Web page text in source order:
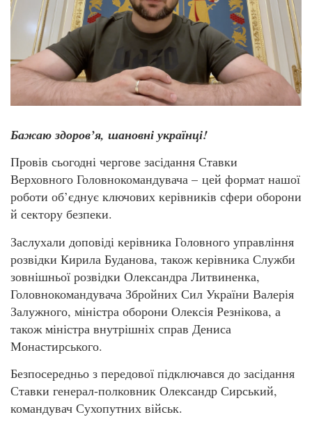
Бажаю здоров’я, шановні українці!
Провів сьогодні чергове засідання Ставки
Верховного Головнокомандувача – цей формат нашої
роботи об’єднує ключових керівників сфери оборони
й сектору безпеки.
Заслухали доповіді керівника Головного управління
розвідки Кирила Буданова, також керівника Служби
зовнішньої розвідки Олександра Литвиненка,
Головнокомандувача Збройних Сил України Валерія
Залужного, міністра оборони Олексія Резнікова, а
також міністра внутрішніх справ Дениса
Монастирського.
Безпосередньо з передової підключався до засідання
Ставки генерал-полковник Олександр Сирський,
командувач Сухопутних військ.